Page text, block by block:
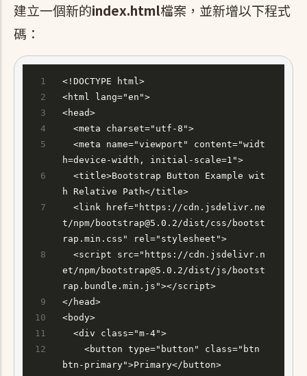
建立一個新的index.html檔案，並新增以下程式
碼：
<!DOCTYPE html>
<html lang="en">
<head>
  <meta charset="utf-8">
h=device-width, initial-scale=1">
h Relative Path</title>
t/npm/bootstrap@5.0.2/dist/css/bootst
rap.min.css" rel="stylesheet">
et/npm/bootstrap@5.0.2/dist/js/bootst
rap.bundle.min.js"></script>
</head>
<body>
  <div class="m-4">
btn-primary">Primary</button>